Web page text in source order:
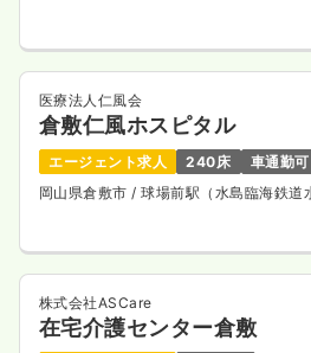
医療法人仁風会
倉敷仁風ホスピタル
エージェント求人 240床
車通勤可
岡山県倉敷市 / 球場前駅（水島臨海鉄道
株式会社ASCare
在宅介護センター倉敷